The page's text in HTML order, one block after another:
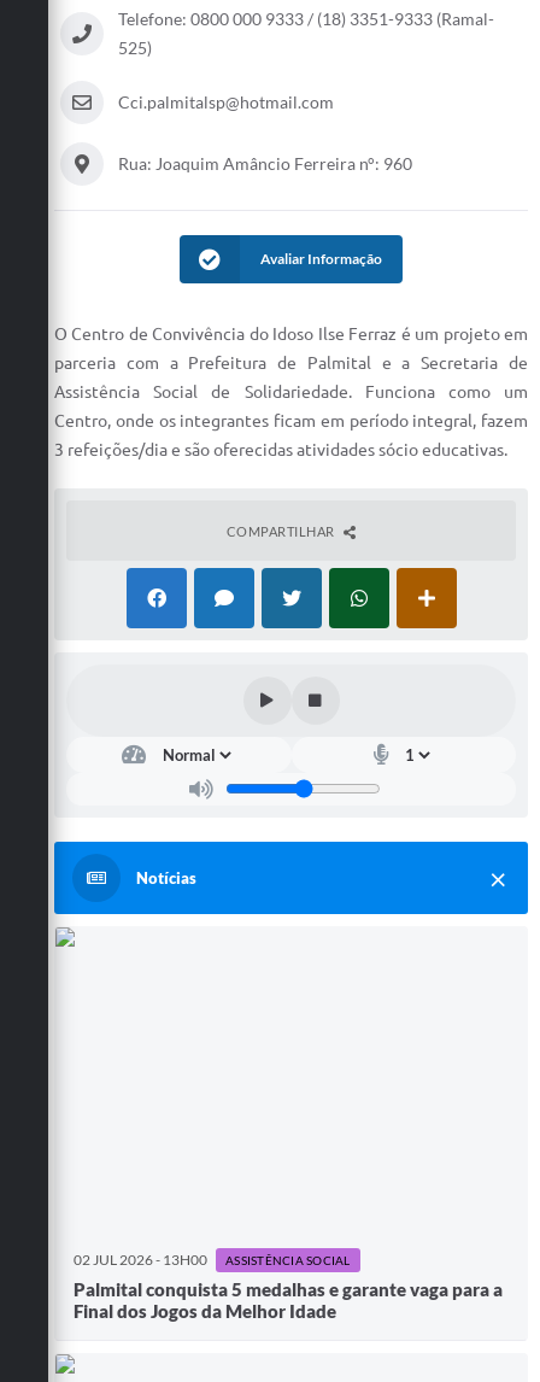
Telefone: 0800 000 9333 / (18) 3351-9333 (Ramal-
525)
Cci.palmitalsp@hotmail.com
Rua: Joaquim Amâncio Ferreira n°: 960
Avaliar Informação
O Centro de Convivência do Idoso Ilse Ferraz é um projeto em
parceria com a Prefeitura de Palmital e a Secretaria de
Assistência Social de Solidariedade. Funciona como um
Centro, onde os integrantes ficam em período integral, fazem
3 refeições/dia e são oferecidas atividades sócio educativas.
COMPARTILHAR
Notícias
02 JUL 2026 - 13H00 ASSISTÊNCIA SOCIAL
Palmital conquista 5 medalhas e garante vaga para a
Final dos Jogos da Melhor Idade